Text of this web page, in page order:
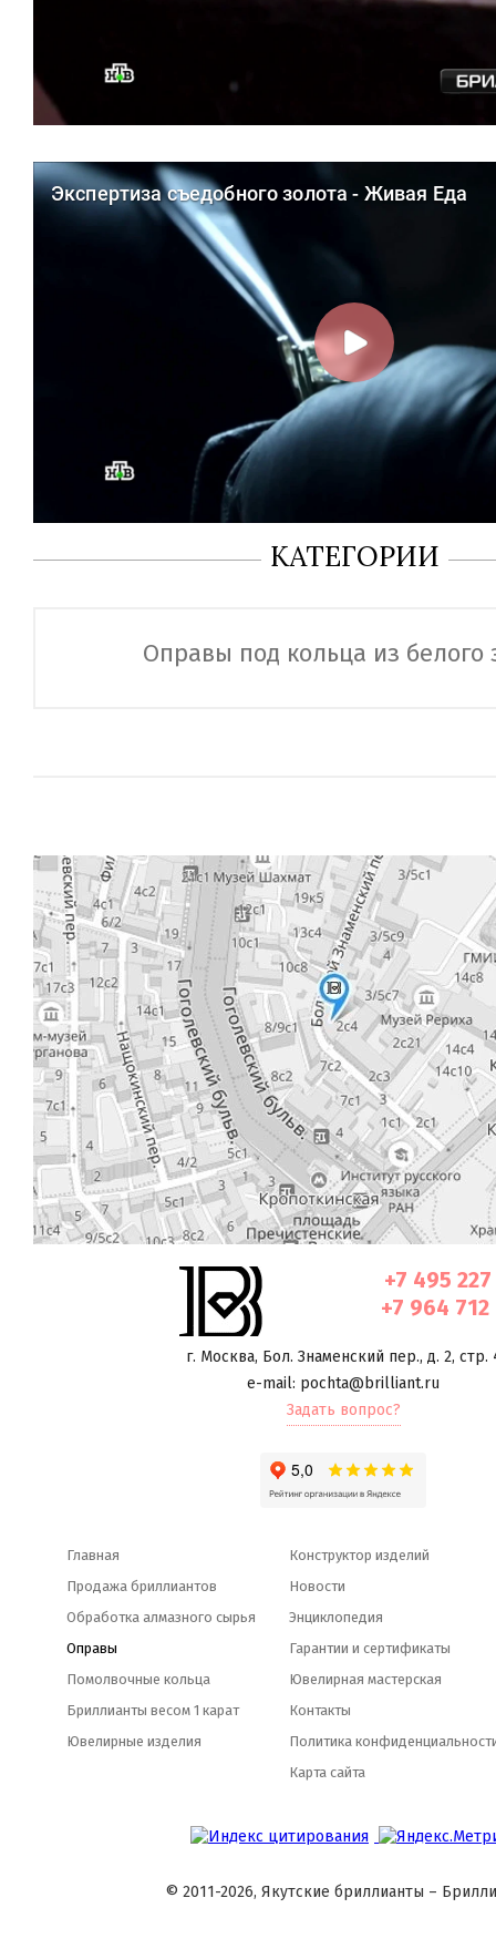
КАТЕГОРИИ
Оправы под кольца из белого
+7 495
+7 964
г. Москва, Бол. Знаменский пер., д. 2, стр.
e-mail: pochta@brilliant.ru
Задать вопрос?
Главная
Продажа бриллиантов
Обработка алмазного сырья
Оправы
Помолвочные кольца
Бриллианты весом 1 карат
Ювелирные изделия
Конструктор изделий
Новости
Энциклопедия
Гарантии и сертификаты
Ювелирная мастерская
Контакты
Политика
Карта сайта
© 2011-2026, Якутские бриллианты –